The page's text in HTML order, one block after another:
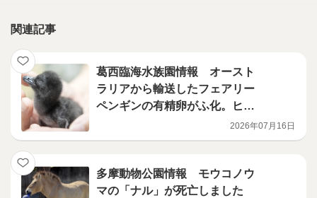
関連記事
葛西臨海水族園情報 オースト
ラリアから輸送したフェアリー
ペンギンの有精卵がふ化。ヒナ
2026年07月16日
多摩動物公園情報 モウコノウ
マの「ナル」が死亡しました